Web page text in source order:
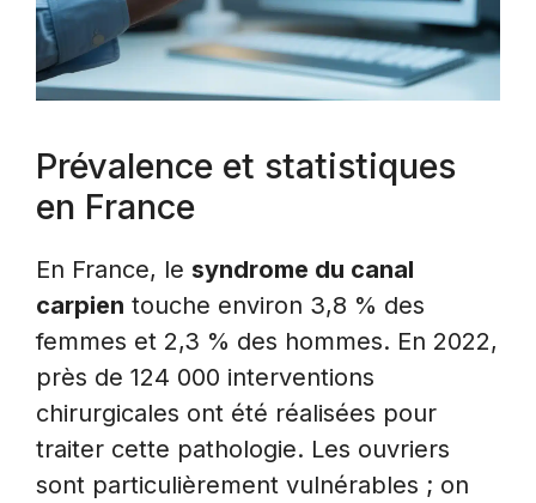
Prévalence et statistiques
en France
En France, le syndrome du canal
carpien touche environ 3,8 % des
femmes et 2,3 % des hommes. En 2022,
près de 124 000 interventions
chirurgicales ont été réalisées pour
traiter cette pathologie. Les ouvriers
sont particulièrement vulnérables ; on